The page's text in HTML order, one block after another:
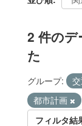
2 件のデ
た
グループ:
都市計画
フィルタ結